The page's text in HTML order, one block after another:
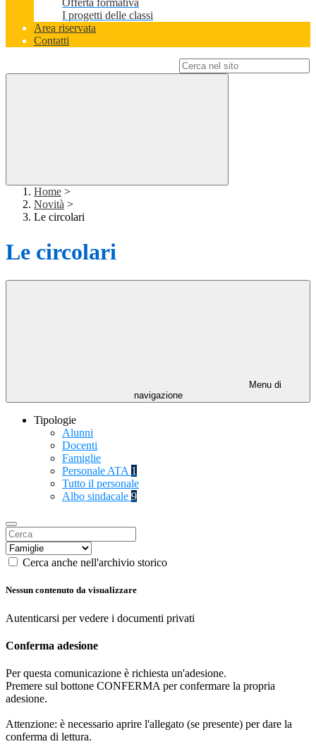
Offerta formativa
I progetti delle classi
Area riservata
Contatti
Home >
Novità >
Le circolari
Le circolari
Menu di
navigazione
Tipologie
Alunni
Docenti
Famiglie
Personale ATA 1
Tutto il personale
Albo sindacale 9
Cerca anche nell'archivio storico
Nessun contenuto da visualizzare
Autenticarsi per vedere i documenti privati
Conferma adesione
Per questa comunicazione è richiesta un'adesione.
Premere sul bottone CONFERMA per confermare la propria
adesione.
Attenzione: è necessario aprire l'allegato (se presente) per dare la
conferma di lettura.